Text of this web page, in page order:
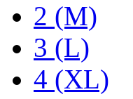
2 (M)
3 (L)
4 (XL)